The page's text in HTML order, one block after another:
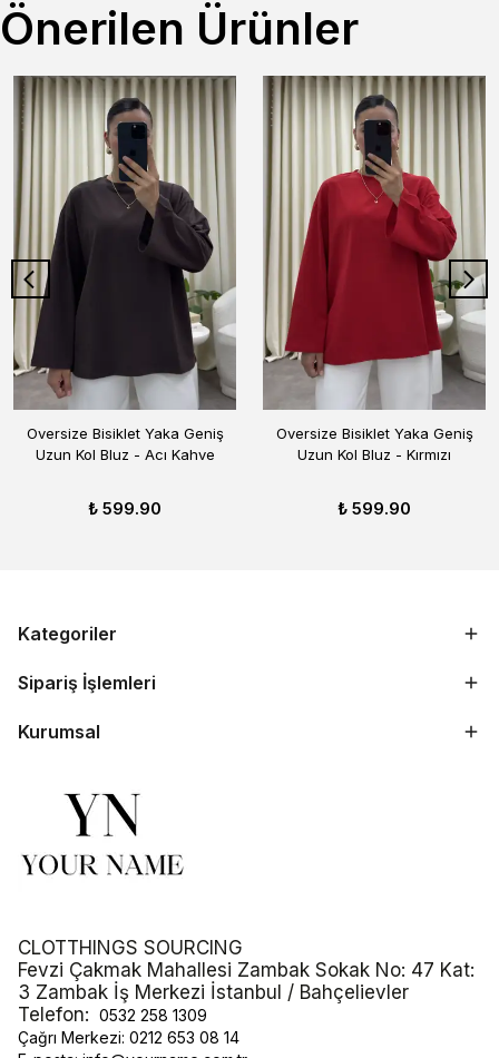
Önerilen Ürünler
Oversize Bisiklet Yaka Geniş
Uzun Kol Bluz - Acı Kahve
₺ 599.90
Oversize Bisiklet Yaka Geniş
Uzun Kol Bluz - Kırmızı
₺ 599.90
Kategoriler
Sipariş İşlemleri
Kurumsal
CLOTTHINGS SOURCING
Fevzi Çakmak Mahallesi Zambak Sokak No: 47 Kat:
3 Zambak İş Merkezi İstanbul / Bahçelievler
Telefon: 0532 258 1309
Çağrı Merkezi: 0212 653 08 14